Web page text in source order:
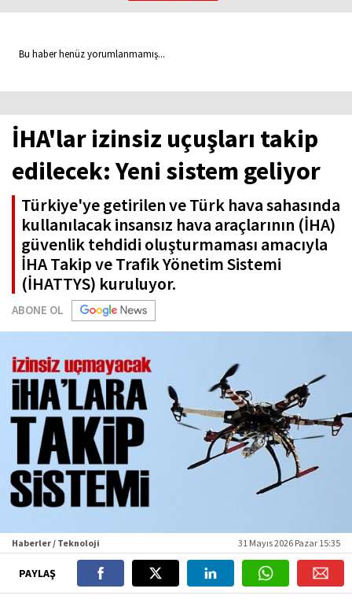
Bu haber henüz yorumlanmamış...
İHA'lar izinsiz uçuşları takip
edilecek: Yeni sistem geliyor
Türkiye'ye getirilen ve Türk hava sahasında
kullanılacak insansız hava araçlarının (İHA)
güvenlik tehdidi oluşturmaması amacıyla
İHA Takip ve Trafik Yönetim Sistemi
(İHATTYS) kuruluyor.
ABONE OL
Haberler / Teknoloji 31 Mayıs 2026 Pazar 15:35
PAYLAŞ